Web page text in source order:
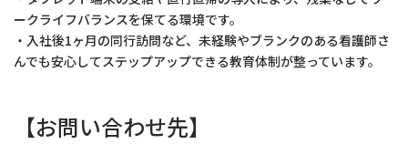
ークライフバランスを保てる環境です。
・入社後1ヶ月の同行訪問など、未経験やブランクのある看護師さ
んでも安心してステップアップできる教育体制が整っています。
【お問い合わせ先】